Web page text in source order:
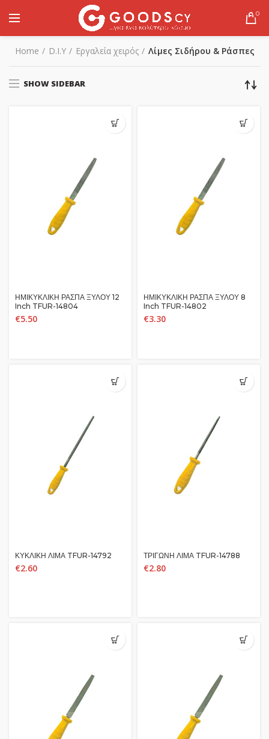
0
Home D.I.Y Εργαλεία χειρός Λίμες Σιδήρου & Ράσπες
SHOW SIDEBAR
ΗΜΙΚΥΚΛΙΚΗ ΡΑΣΠΑ ΞΥΛΟΥ 12
Inch TFUR-14804
€5.50
ΗΜΙΚΥΚΛΙΚΗ ΡΑΣΠΑ ΞΥΛΟΥ 8
Inch TFUR-14802
€3.30
ΚΥΚΛΙΚΗ ΛΙΜΑ TFUR-14792
€2.60
ΤΡΙΓΩΝΗ ΛΙΜΑ TFUR-14788
€2.80